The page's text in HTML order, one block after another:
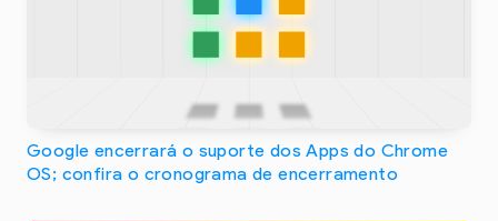
Google encerrará o suporte dos Apps do Chrome
OS; confira o cronograma de encerramento